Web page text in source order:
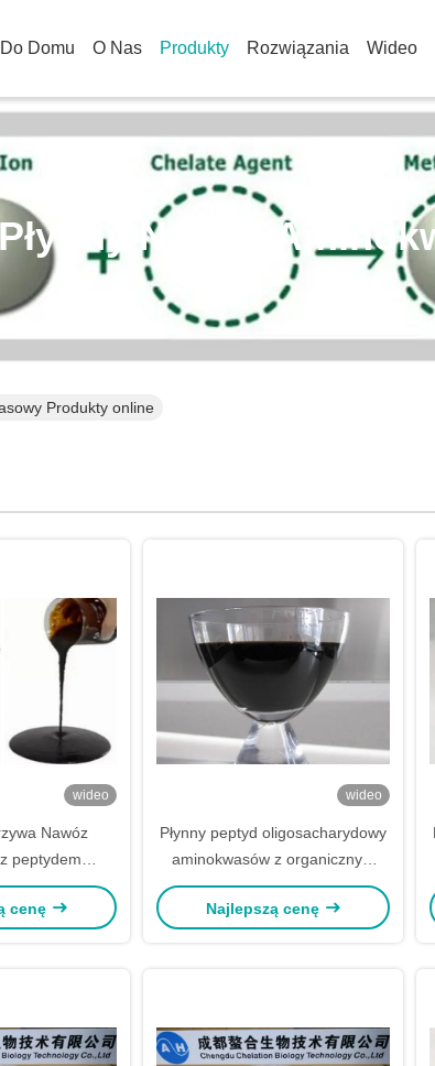
Do Domu O Nas Produkty Rozwiązania Wideo
Płynny Nawóz
Produkty online
wideo
Nawóz
peptydem
aminokwasu
cenę
wideo
Płynny peptyd oligosacharydowy
aminokwasów z organicznym
ciekłym nawozem azotowym
Najlepszą cenę